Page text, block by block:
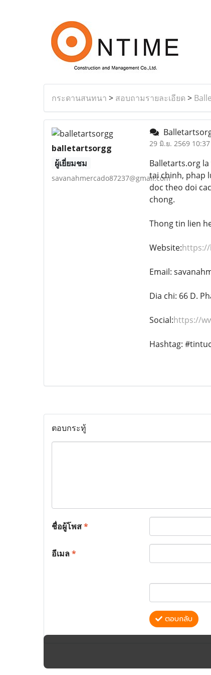
กระดานสนทนา > สอบถามรายละเอียด >
balletartsorgg
ผู้เยี่ยมชม
savanahmercado87237@gmail.com
29 มิ.ย. 2569 10:37
Balletarts.org
tai chinh, phap
doc theo doi
chong.
Thong tin lien
Website:
Email:
Dia chi: 66 D.
Social:https://
Hashtag:
ตอบกระทู้
ชื่อผู้โพส*
อีเมล*
ตอบกลับ